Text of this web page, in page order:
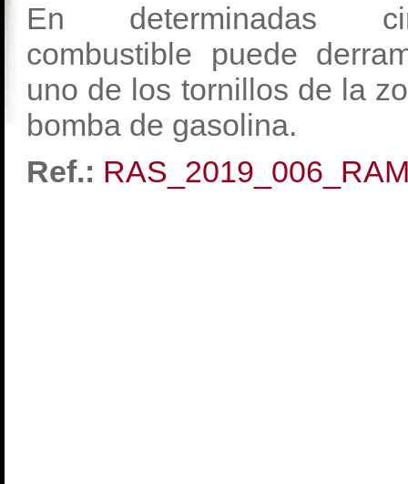
En determinadas
combustible puede
uno de los tornillos de la
bomba de gasolina.
Ref.: